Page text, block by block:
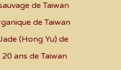
de Taiwan
de Taiwan
(Hong Yu) de
ans de Taiwan